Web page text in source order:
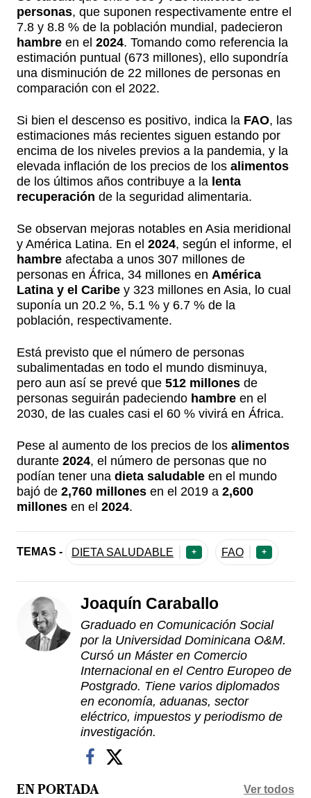
personas, que suponen respectivamente entre el
7.8 y 8.8 % de la población mundial, padecieron
hambre en el 2024. Tomando como referencia la
estimación puntual (673 millones), ello supondría
una disminución de 22 millones de personas en
comparación con el 2022.
Si bien el descenso es positivo, indica la FAO, las
estimaciones más recientes siguen estando por
encima de los niveles previos a la pandemia, y la
elevada inflación de los precios de los alimentos
de los últimos años contribuye a la lenta
recuperación de la seguridad alimentaria.
Se observan mejoras notables en Asia meridional
y América Latina. En el 2024, según el informe, el
hambre afectaba a unos 307 millones de
personas en África, 34 millones en América
Latina y el Caribe y 323 millones en Asia, lo cual
suponía un 20.2 %, 5.1 % y 6.7 % de la
población, respectivamente.
Está previsto que el número de personas
subalimentadas en todo el mundo disminuya,
pero aun así se prevé que 512 millones de
personas seguirán padeciendo hambre en el
2030, de las cuales casi el 60 % vivirá en África.
Pese al aumento de los precios de los alimentos
durante 2024, el número de personas que no
podían tener una dieta saludable en el mundo
bajó de 2,760 millones en el 2019 a 2,600
millones en el 2024.
TEMAS - DIETA SALUDABLE + FAO +
Joaquín Caraballo
Graduado en Comunicación Social
por la Universidad Dominicana O&M.
Cursó un Máster en Comercio
Internacional en el Centro Europeo de
Postgrado. Tiene varios diplomados
en economía, aduanas, sector
eléctrico, impuestos y periodismo de
investigación.
EN PORTADA Ver todos